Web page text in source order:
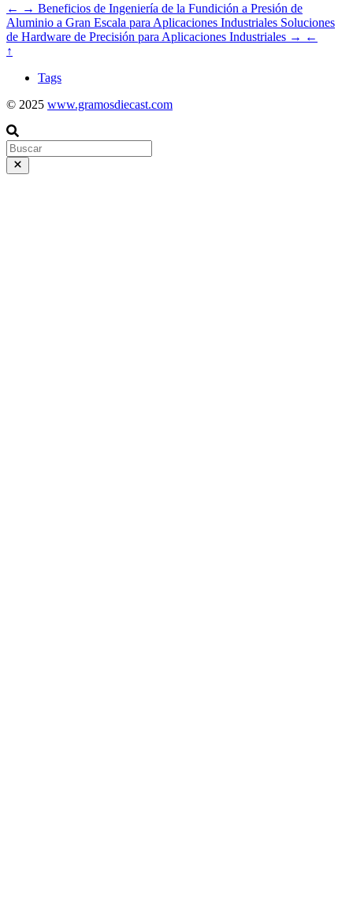
← → Beneficios de Ingeniería de la Fundición a Presión de
Aluminio a Gran Escala para Aplicaciones Industriales Soluciones
de Hardware de Precisión para Aplicaciones Industriales → ←
↑
Tags
© 2025 www.gramosdiecast.com